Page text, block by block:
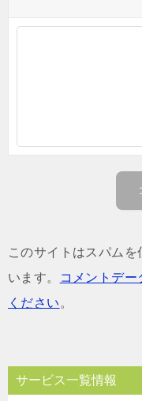
このサイトはスパム
います。
コメントデ
ください 。
サービス一覧情報